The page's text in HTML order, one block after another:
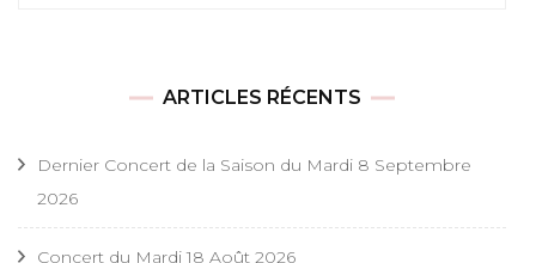
ARTICLES RÉCENTS
Dernier Concert de la Saison du Mardi 8 Septembre
2026
Concert du Mardi 18 Août 2026